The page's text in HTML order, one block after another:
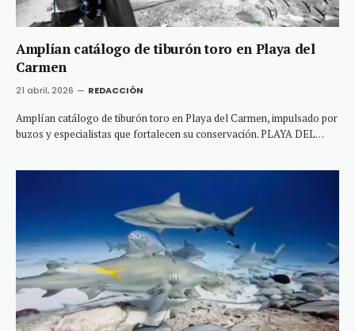
Amplían catálogo de tiburón toro en Playa del
Carmen
21 abril, 2026 REDACCIÓN
Amplían catálogo de tiburón toro en Playa del Carmen, impulsado por
buzos y especialistas que fortalecen su conservación. PLAYA DEL…